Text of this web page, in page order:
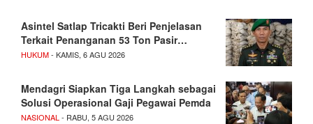
Asintel Satlap Tricakti Beri Penjelasan
Terkait Penanganan 53 Ton Pasir…
HUKUM- KAMIS, 6 AGU 2026
Mendagri Siapkan Tiga Langkah sebagai
Solusi Operasional Gaji Pegawai Pemda
NASIONAL - RABU, 5 AGU 2026